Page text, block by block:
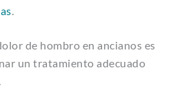
.
de hombro en ancianos es
un tratamiento adecuado